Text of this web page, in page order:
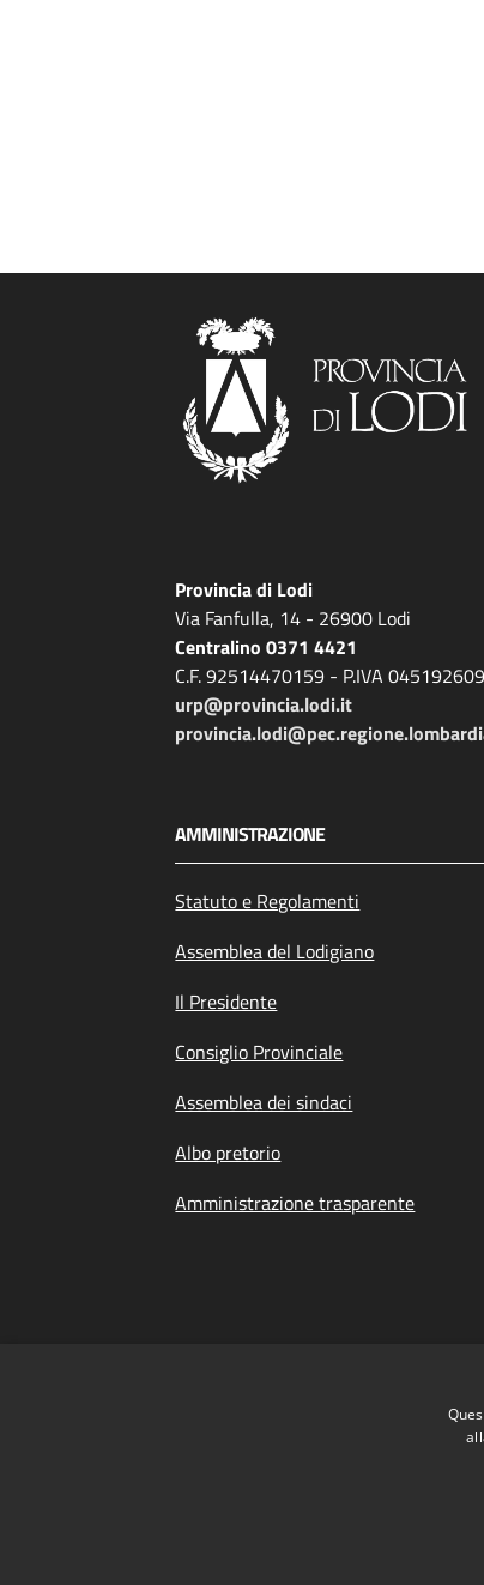
Provincia di Lodi
Via Fanfulla, 14 - 26900 Lodi
Centralino 0371 4421
C.F. 92514470159 - P.IVA
urp@provincia.lodi.it
AMMINISTRAZIONE
Statuto e Regolamenti
Assemblea del Lodigiano
Il Presidente
Consiglio Provinciale
Assemblea dei sindaci
Albo pretorio
Amministrazione trasparente